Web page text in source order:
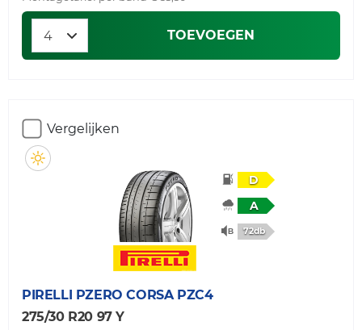
TOEVOEGEN
Vergelijken
D
A
72db
PIRELLI
PZERO CORSA PZC4
275/30 R20 97 Y